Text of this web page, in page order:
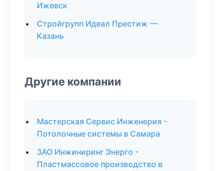
Ижевск
Стройгрупп Идеал Престиж —
Казань
Другие компании
Мастерская Сервис Инженерия -
Потолочные системы в Самара
ЗАО Инжиниринг Энерго -
Пластмассовое производство в